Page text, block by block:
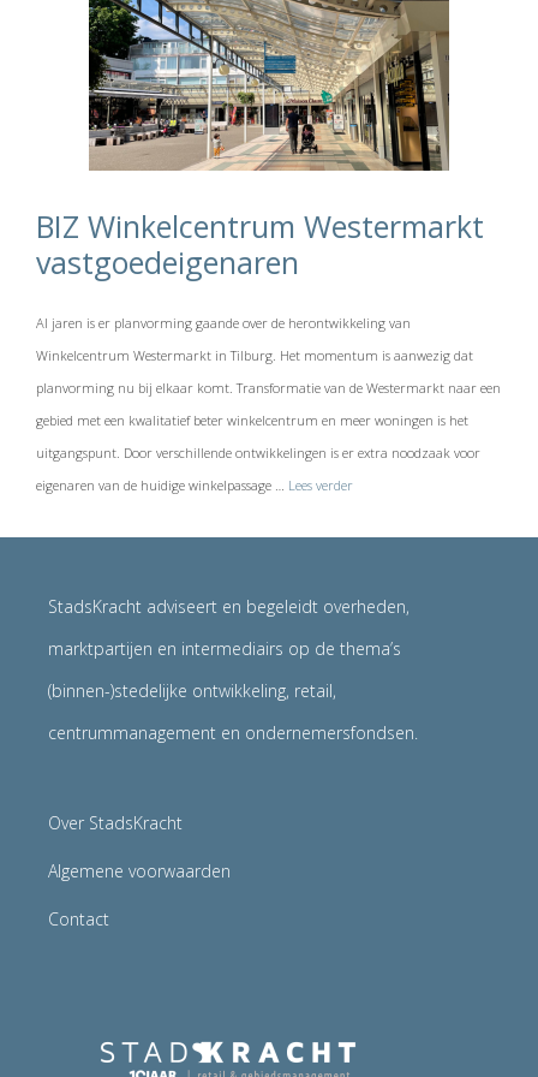
BIZ Winkelcentrum Westermarkt
vastgoedeigenaren
Al jaren is er planvorming gaande over de herontwikkeling van
Winkelcentrum Westermarkt in Tilburg. Het momentum is aanwezig dat
planvorming nu bij elkaar komt. Transformatie van de Westermarkt naar een
gebied met een kwalitatief beter winkelcentrum en meer woningen is het
uitgangspunt. Door verschillende ontwikkelingen is er extra noodzaak voor
eigenaren van de huidige winkelpassage … Lees verder
StadsKracht adviseert en begeleidt overheden,
marktpartijen en intermediairs op de thema’s
(binnen-)stedelijke ontwikkeling, retail,
centrummanagement en ondernemersfondsen.
Over StadsKracht
Algemene voorwaarden
Contact